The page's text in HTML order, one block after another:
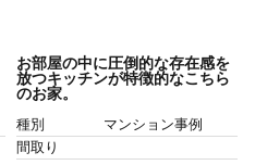
お部屋の中に圧倒的な存在感を
放つキッチンが特徴的なこちら
のお家。
種別
マンション事例
間取り